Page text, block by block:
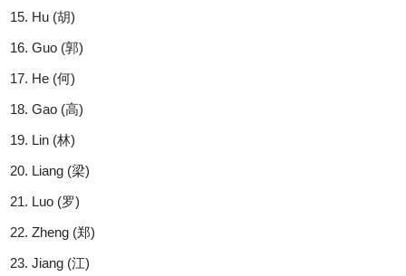
Hu (胡)
Guo (郭)
He (何)
Gao (高)
Lin (林)
Liang (梁)
Luo (罗)
Zheng (郑)
Jiang (江)